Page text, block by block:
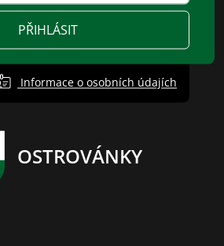
PŘIHLÁSIT
Informace o osobních údajích
OSTROVÁNKY